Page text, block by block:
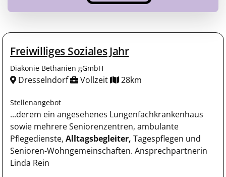
Freiwilliges Soziales Jahr
Diakonie Bethanien gGmbH
Dresselndorf Vollzeit 28km
Stellenangebot
...derem ein angesehenes Lungenfachkrankenhaus
sowie mehrere Seniorenzentren, ambulante
Pflegedienste, Alltagsbegleiter, Tagespflegen und
Senioren-Wohngemeinschaften. Ansprechpartnerin
Linda Rein